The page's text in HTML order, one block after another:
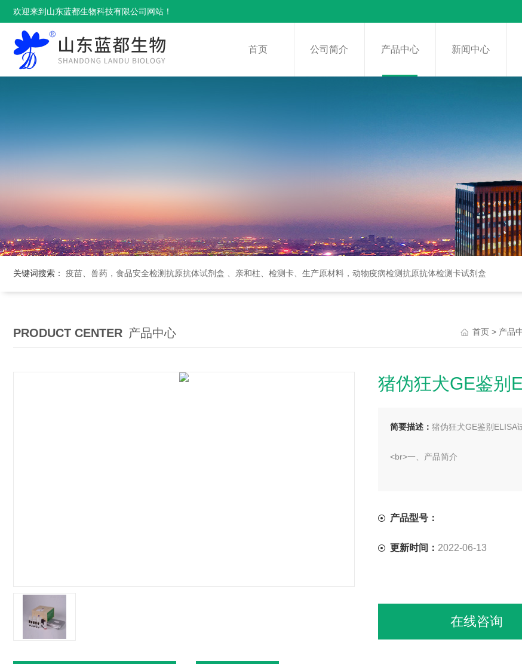
欢迎来到山东蓝都生物科技有限公司网站！
首页 公司简介 产品中心 新闻中心
关键词搜索： 疫苗、兽药，食品安全检测抗原抗体试剂盒 、亲和柱、检测卡、生产原材料，动物疫病检测抗原抗体检测卡试剂盒
PRODUCT CENTER 产品中心 首页 > 产品
猪伪狂犬GE鉴别
简要描述： 猪伪狂犬GE鉴别ELISA
<br>一、产品简介
产品型号：
更新时间： 2022-06-13
在线咨询